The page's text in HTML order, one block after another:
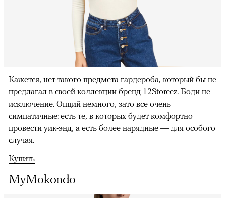
Кажется, нет такого предмета гардероба, который бы не
предлагал в своей коллекции бренд 12Storeez. Боди не
исключение. Опций немного, зато все очень
симпатичные: есть те, в которых будет комфортно
провести уик-энд, а есть более нарядные — для особого
случая.
Купить
MyMokondo